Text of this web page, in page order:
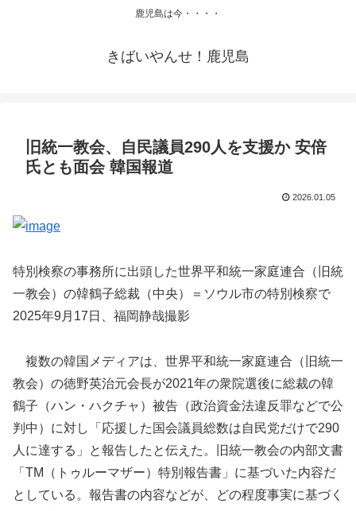
鹿児島は今・・・・
きばいやんせ！鹿児島
旧統一教会、自民議員290人を支援か 安倍
氏とも面会 韓国報道
2026.01.05
特別検察の事務所に出頭した世界平和統一家庭連合（旧統
一教会）の韓鶴子総裁（中央）＝ソウル市の特別検察で
2025年9月17日、福岡静哉撮影
複数の韓国メディアは、世界平和統一家庭連合（旧統一
教会）の徳野英治元会長が2021年の衆院選後に総裁の韓
鶴子（ハン・ハクチャ）被告（政治資金法違反罪などで公
判中）に対し「応援した国会議員総数は自民党だけで290
人に達する」と報告したと伝えた。旧統一教会の内部文書
「TM（トゥルーマザー）特別報告書」に基づいた内容だ
としている。報告書の内容などが、どの程度事実に基づく